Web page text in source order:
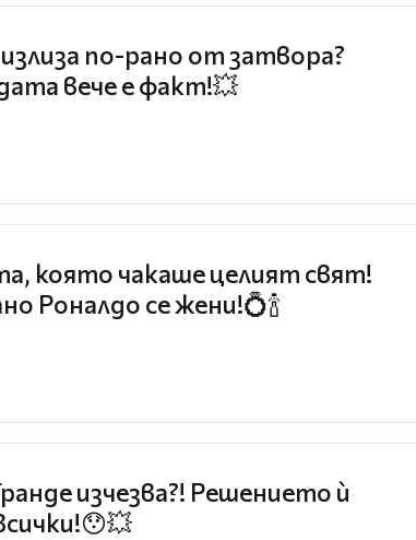
по-рано от затвора?
вече е факт!💥
която чакаше целият свят!
Роналдо се жени!💍🍾
изчезва?! Решението ѝ